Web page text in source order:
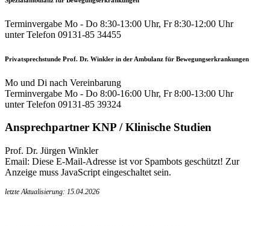
Terminvergabe Mo - Do 8:30-13:00 Uhr, Fr 8:30-12:00 Uhr
unter Telefon 09131-85 34455
Privatsprechstunde Prof. Dr. Winkler in der Ambulanz für Bewegungserkrankungen
Mo und Di nach Vereinbarung
Terminvergabe Mo - Do 8:00-16:00 Uhr, Fr 8:00-13:00 Uhr
unter Telefon 09131-85 39324
Ansprechpartner KNP / Klinische Studien
Prof. Dr. Jürgen Winkler
Email: Diese E-Mail-Adresse ist vor Spambots geschützt! Zur
Anzeige muss JavaScript eingeschaltet sein.
letzte Aktualisierung: 15.04.2026